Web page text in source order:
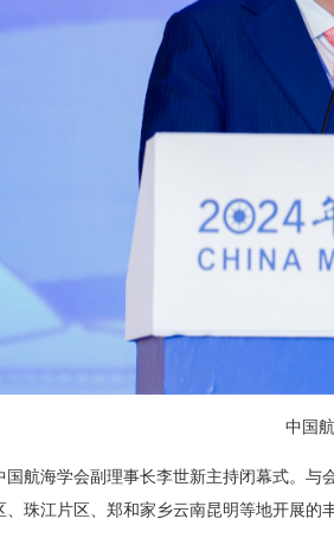
中国
国航海学会副理事长李世新主持闭幕式。与
、珠江片区、郑和家乡云南昆明等地开展的